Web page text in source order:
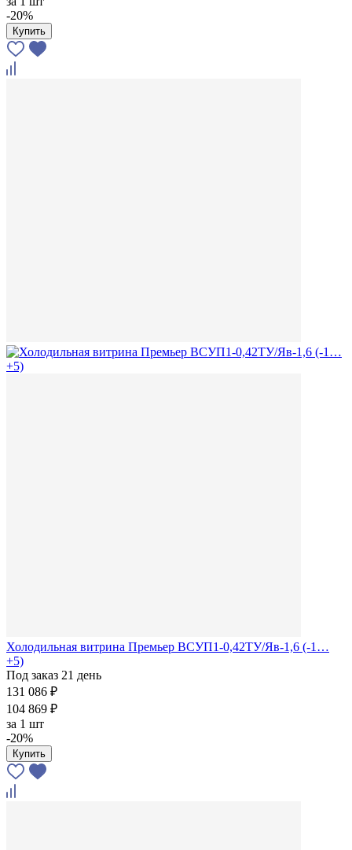
-20%
Купить
Холодильная витрина Премьер ВСУП1-0,42ТУ/Яв-1,6 (-1…
+5)
Под заказ 21 день
131 086 ₽
104 869 ₽
за 1 шт
-20%
Купить